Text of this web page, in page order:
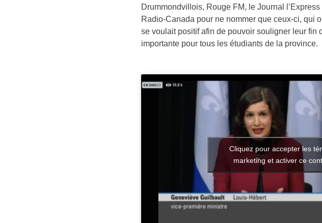
Drummondvillois, Rouge FM, le Journal
Radio-Canada pour ne nommer que ceux-ci, qui
se voulait positif afin de pouvoir souligner leur fin
importante pour tous les étudiants de la province.
Cliquez pour accepter les
marketing et activer ce